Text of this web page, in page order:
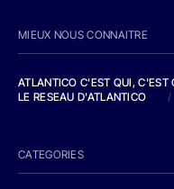
MIEUX NOUS CONNAITRE
ATLANTICO C'EST QUI, C'EST
LE RESEAU D'ATLANTICO
/
CATEGORIES